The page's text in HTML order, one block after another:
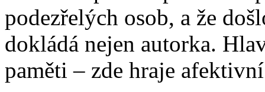
podezřelých osob, a že
dokládá nejen autorka.
paměti – zde hraje